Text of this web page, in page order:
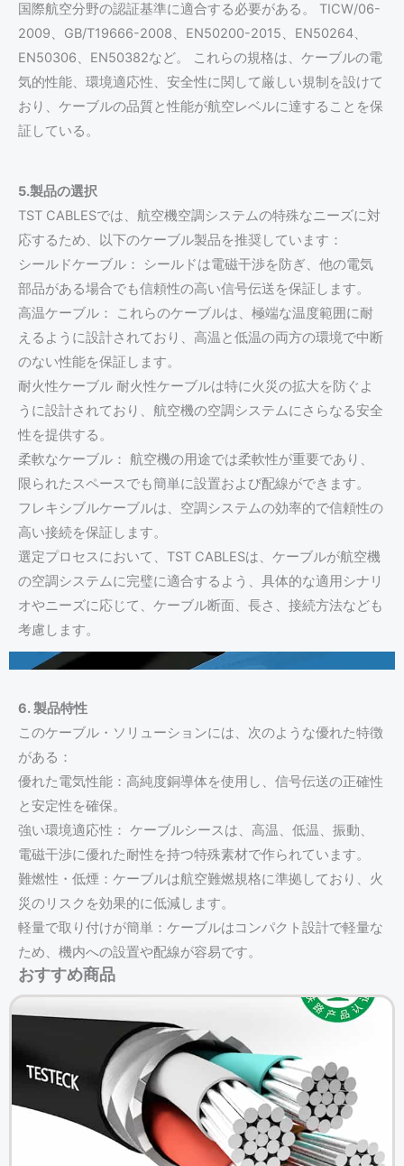
国際航空分野の認証基準に適合する必要がある。 TICW/06-
2009、GB/T19666-2008、EN50200-2015、EN50264、
EN50306、EN50382など。 これらの規格は、ケーブルの電
気的性能、環境適応性、安全性に関して厳しい規制を設けて
おり、ケーブルの品質と性能が航空レベルに達することを保
証している。
5.製品の選択
TST CABLESでは、航空機空調システムの特殊なニーズに対
応するため、以下のケーブル製品を推奨しています：
シールドケーブル： シールドは電磁干渉を防ぎ、他の電気
部品がある場合でも信頼性の高い信号伝送を保証します。
高温ケーブル： これらのケーブルは、極端な温度範囲に耐
えるように設計されており、高温と低温の両方の環境で中断
のない性能を保証します。
耐火性ケーブル 耐火性ケーブルは特に火災の拡大を防ぐよ
うに設計されており、航空機の空調システムにさらなる安全
性を提供する。
柔軟なケーブル： 航空機の用途では柔軟性が重要であり、
限られたスペースでも簡単に設置および配線ができます。
フレキシブルケーブルは、空調システムの効率的で信頼性の
高い接続を保証します。
選定プロセスにおいて、TST CABLESは、ケーブルが航空機
の空調システムに完璧に適合するよう、具体的な適用シナリ
オやニーズに応じて、ケーブル断面、長さ、接続方法なども
考慮します。
6. 製品特性
このケーブル・ソリューションには、次のような優れた特徴
がある：
優れた電気性能：高純度銅導体を使用し、信号伝送の正確性
と安定性を確保。
強い環境適応性： ケーブルシースは、高温、低温、振動、
電磁干渉に優れた耐性を持つ特殊素材で作られています。
難燃性・低煙：ケーブルは航空難燃規格に準拠しており、火
災のリスクを効果的に低減します。
軽量で取り付けが簡単：ケーブルはコンパクト設計で軽量な
ため、機内への設置や配線が容易です。
おすすめ商品